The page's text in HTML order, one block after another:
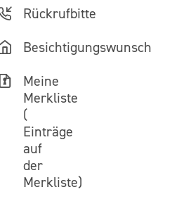
Rückrufbitte
Besichtigungswunsch
Meine
Merkliste
(
Einträge
auf
der
Merkliste)